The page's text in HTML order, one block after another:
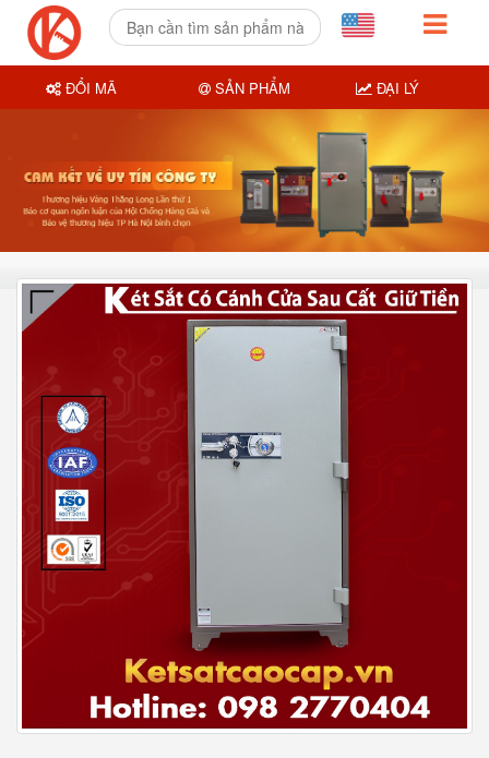
ĐỔI MÃ SẢN PHẨM ĐẠI LÝ